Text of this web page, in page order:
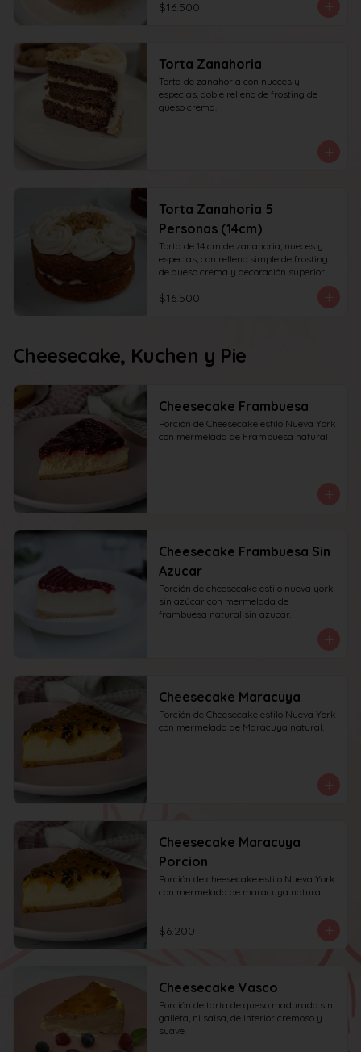
$16.500
Torta Zanahoria
Torta de zanahoria con nueces y
especias, doble relleno de frosting de
queso crema.
Torta Zanahoria 5
Personas (14cm)
Torta de 14 cm de zanahoria, nueces y
especias, con relleno simple de frosting
de queso crema y decoración superior.
$16.500
Cheesecake, Kuchen y Pie
Cheesecake Frambuesa
Porción de Cheesecake estilo Nueva York
con mermelada de Frambuesa natural
Cheesecake Frambuesa Sin
Azucar
Porción de cheesecake estilo nueva york
sin azúcar con mermelada de
frambuesa natural sin azucar.
Cheesecake Maracuya
Porción de Cheesecake estilo Nueva York
con mermelada de Maracuya natural.
Cheesecake Maracuya
Porcion
Porción de cheesecake estilo Nueva York
con mermelada de maracuya natural.
$6.200
Cheesecake Vasco
Porción de tarta de queso madurado sin
galleta, ni salsa, de interior cremoso y
suave.